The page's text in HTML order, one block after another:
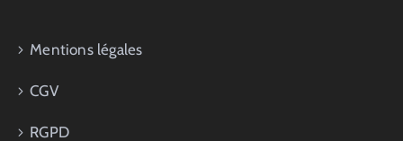
Mentions légales
CGV
RGPD